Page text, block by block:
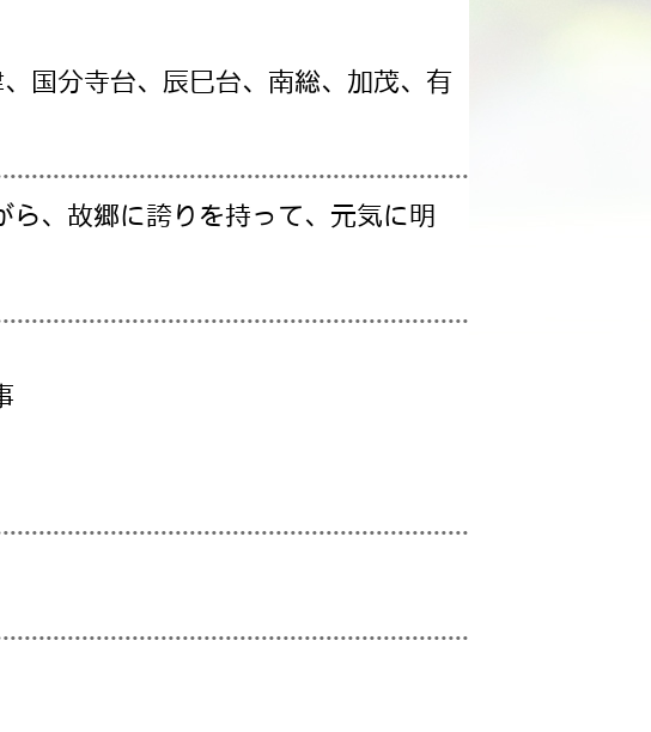
国分寺台、辰巳台、南総、加茂、有
、故郷に誇りを持って、元気に明